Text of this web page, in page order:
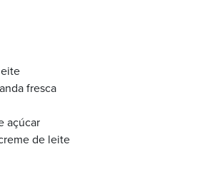
fresca
açúcar
de leite